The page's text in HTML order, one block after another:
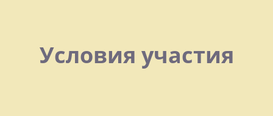
Условия участия